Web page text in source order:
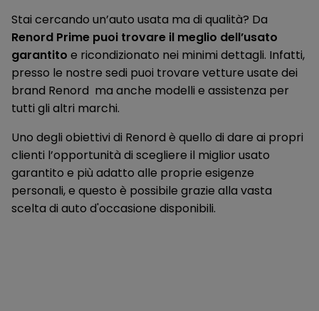
Stai cercando un’auto usata ma di qualità? Da
Renord Prime puoi trovare il meglio dell’usato
garantito e ricondizionato nei minimi dettagli. Infatti,
presso le nostre sedi puoi trovare vetture usate dei
brand Renord ma anche modelli e assistenza per
tutti gli altri marchi.
Uno degli obiettivi di Renord è quello di dare ai propri
clienti l’opportunità di scegliere il miglior usato
garantito e più adatto alle proprie esigenze
personali, e questo è possibile grazie alla vasta
scelta di auto d'occasione disponibili.